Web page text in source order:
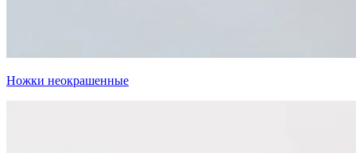
Ножки неокрашенные